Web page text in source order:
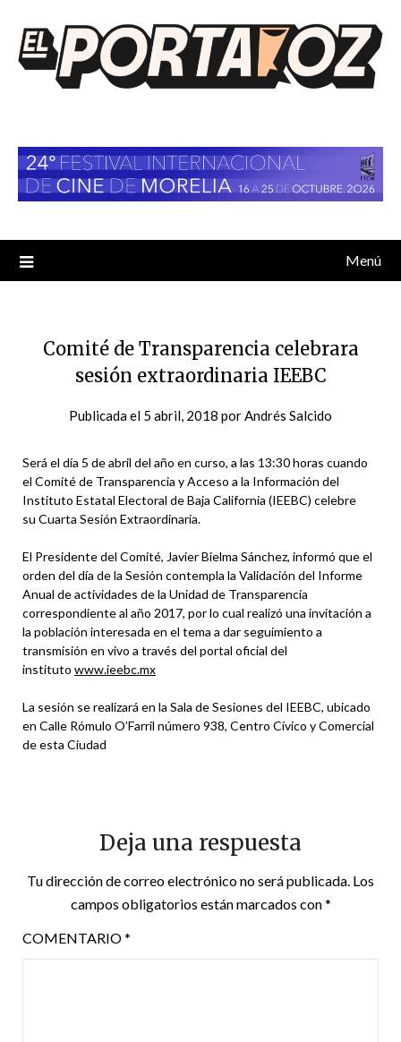
contenido
Menú
Comité de Transparencia celebrara
sesión extraordinaria IEEBC
Publicada el 5 abril, 2018 porAndrés Salcido
Será el día 5 de abril del año en curso, a las 13:30 horas cuando
el Comité de Transparencia y Acceso a la Información del
Instituto Estatal Electoral de Baja California (IEEBC) celebre
su Cuarta Sesión Extraordinaria.
El Presidente del Comité, Javier Bielma Sánchez, informó que el
orden del día de la Sesión contempla la Validación del Informe
Anual de actividades de la Unidad de Transparencia
correspondiente al año 2017, por lo cual realizó una invitación a
la población interesada en el tema a dar seguimiento a
transmisión en vivo a través del portal oficial del
instituto www.ieebc.mx
La sesión se realizará en la Sala de Sesiones del IEEBC, ubicado
en Calle Rómulo O’Farril número 938, Centro Cívico y Comercial
de esta Ciudad
Deja una respuesta
Tu dirección de correo electrónico no será publicada. Los
campos obligatorios están marcados con*
COMENTARIO*